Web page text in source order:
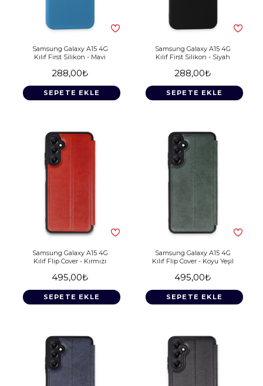
Samsung Galaxy A15 4G
Kılıf First Silikon - Mavi
288,00₺
SEPETE EKLE
Samsung Galaxy A15 4G
Kılıf First Silikon - Siyah
288,00₺
SEPETE EKLE
Samsung Galaxy A15 4G
Kılıf Flip Cover - Kırmızı
495,00₺
SEPETE EKLE
Samsung Galaxy A15 4G
Kılıf Flip Cover - Koyu Yeşil
495,00₺
SEPETE EKLE